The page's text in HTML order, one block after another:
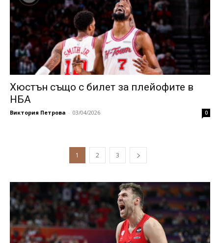
Хюстън също с билет за плейофите в
НБА
Виктория Петрова - 03/04/2026 0
1 2 3